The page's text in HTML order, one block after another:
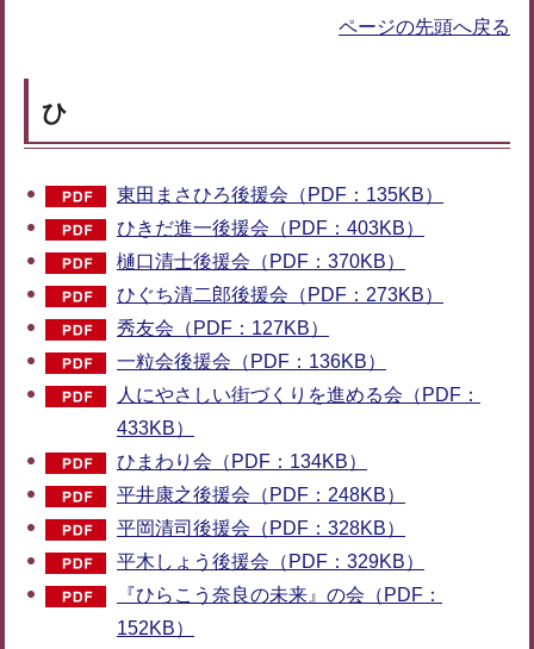
ページの先頭へ戻る
ひ
東田まさひろ後援会（PDF：135KB）
ひきだ進一後援会（PDF：403KB）
樋口清士後援会（PDF：370KB）
ひぐち清二郎後援会（PDF：273KB）
秀友会（PDF：127KB）
一粒会後援会（PDF：136KB）
人にやさしい街づくりを進める会（PDF：
433KB）
ひまわり会（PDF：134KB）
平井康之後援会（PDF：248KB）
平岡清司後援会（PDF：328KB）
平木しょう後援会（PDF：329KB）
『ひらこう奈良の未来』の会（PDF：
152KB）